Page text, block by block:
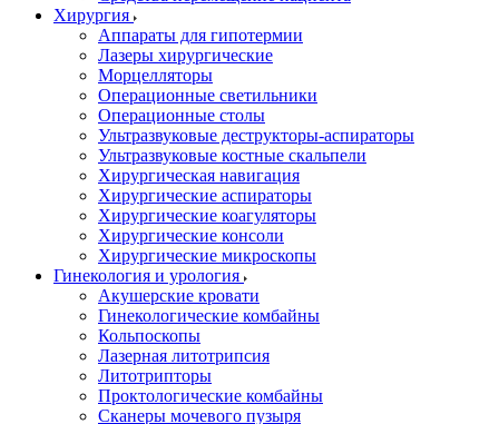
Хирургия
Аппараты для гипотермии
Лазеры хирургические
Морцелляторы
Операционные светильники
Операционные столы
Ультразвуковые деструкторы-аспираторы
Ультразвуковые костные скальпели
Хирургическая навигация
Хирургические аспираторы
Хирургические коагуляторы
Хирургические консоли
Хирургические микроскопы
Гинекология и урология
Акушерские кровати
Гинекологические комбайны
Кольпоскопы
Лазерная литотрипсия
Литотрипторы
Проктологические комбайны
Сканеры мочевого пузыря